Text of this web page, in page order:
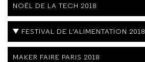
NOËL DE LA TECH 2018
FESTIVAL DE L'ALIMENTATION 2018
MAKER FAIRE PARIS 2018